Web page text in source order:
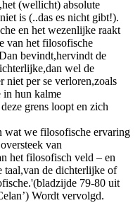
(wellicht) absolute
is (..das es nicht gibt!).
en het wezenlijke raakt
van het filosofische
bevindt,hervindt de
wel de
niet per se verloren,zoals
in hun kalme
grens loopt en zich
wat we filosofische ervaring
van
het filosofisch veld – en
taal,van de dichterlijke of
79-80 uit
Wordt vervolgd.